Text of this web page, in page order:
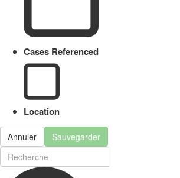
Cases Referenced
Location
Annuler Sauvegarder